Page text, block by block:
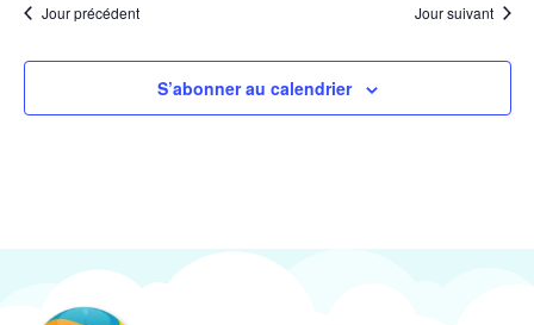
Jour précédent Jour suivant
S’abonner au calendrier